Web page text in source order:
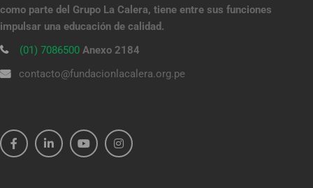
como parte del Grupo La Calera, tiene entre sus funciones
impulsar una educación de calidad.
(01) 7086500 Anexo 2184
contacto@fundacionlacalera.org.pe